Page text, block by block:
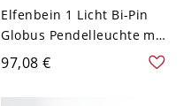
Elfenbein 1 Licht Bi-Pin
Globus Pendelleuchte mit
Glaslampenschirm an
Schnur, 110V-120V,
Nussbraun
97,08 €